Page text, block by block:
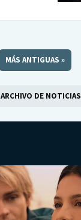
MÁS ANTIGUAS »
ARCHIVO DE NOTICIAS